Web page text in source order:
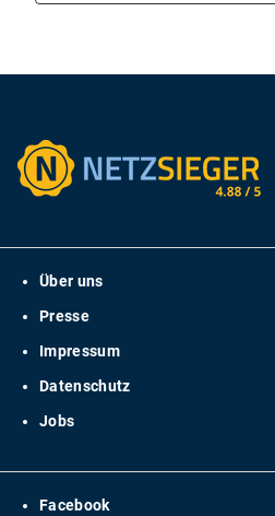
Über uns
Presse
Impressum
Datenschutz
Jobs
Facebook